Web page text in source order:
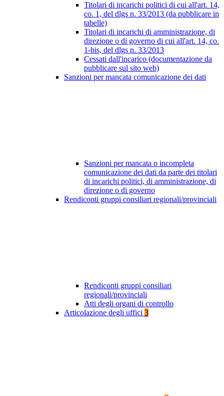
Titolari di incarichi politici di cui all'art. 14,
co. 1, del dlgs n. 33/2013 (da pubblicare in
tabelle)
Titolari di incarichi di amministrazione, di
direzione o di governo di cui all'art. 14, co.
1-bis, del dlgs n. 33/2013
Cessati dall'incarico (documentazione da
pubblicare sul sito web)
Sanzioni per mancata comunicazione dei dati
Sanzioni per mancata o incompleta
comunicazione dei dati da parte dei titolari
di incarichi politici, di amministrazione, di
direzione o di governo
Rendiconti gruppi consiliari regionali/provinciali
Rendiconti gruppi consiliari
regionali/provinciali
Atti degli organi di controllo
Articolazione degli uffici 3